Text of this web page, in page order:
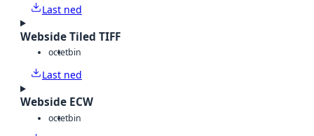
Last ned
Webside Tiled TIFF
octetbin
Last ned
Webside ECW
octetbin